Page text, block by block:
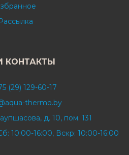
КОНТАКТЫ
(29) 129-60-17
thermo.by
д. 10, пом. 131
10:00-16:00, Вскр: 10:00-16:00